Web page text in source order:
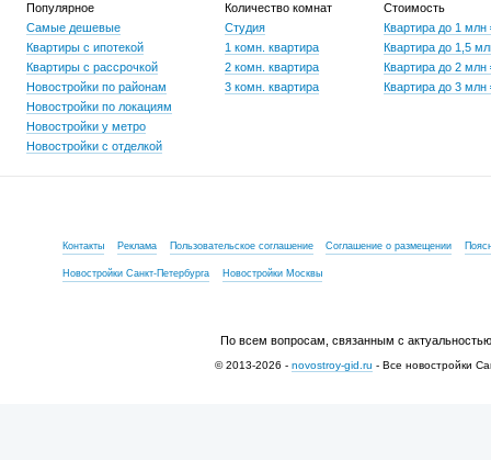
Популярное
Самые дешевые
Квартиры с ипотекой
Квартиры с рассрочкой
Новостройки по районам
Новостройки по локациям
Новостройки у метро
Новостройки с отделкой
Количество комнат
Студия
1 комн. квартира
2 комн. квартира
3 комн. квартира
Стоимость
Квартира до 1 млн
Квартира до 1,5
Квартира до 2 млн
Квартира до 3 млн
Контакты Реклама Пользовательское соглашение Соглашение о размещении
Новостройки Санкт-Петербурга Новостройки Москвы
По всем вопросам, связанным с
© 2013-2026 - novostroy-gid.ru - Все новостройки